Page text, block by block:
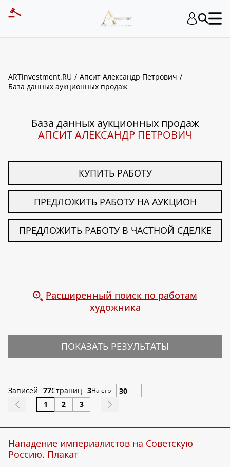
ARTinvestment.RU
Апсит Александр Петрович
База данных аукционных продаж
База данных аукционных продаж
АПСИТ АЛЕКСАНДР ПЕТРОВИЧ
КУПИТЬ РАБОТУ
ПРЕДЛОЖИТЬ РАБОТУ НА АУКЦИОН
ПРЕДЛОЖИТЬ РАБОТУ В ЧАСТНОЙ СДЕЛКЕ
Расширенный поиск по работам
художника
ПОКАЗАТЬ РЕЗУЛЬТАТЫ
Записей 77Страниц 3На стр
1 2 3
Нападение империалистов на Советскую
Россию. Плакат